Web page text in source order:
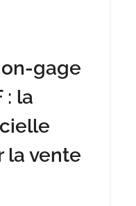
gage
: la
la vente